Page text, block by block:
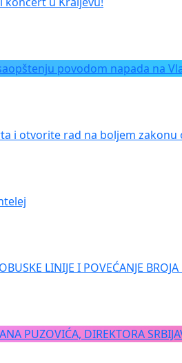
povodom napada na
i otvorite rad na boljem
LINIJE I POVEĆANJE
PUZOVIĆA, DIREKTORA